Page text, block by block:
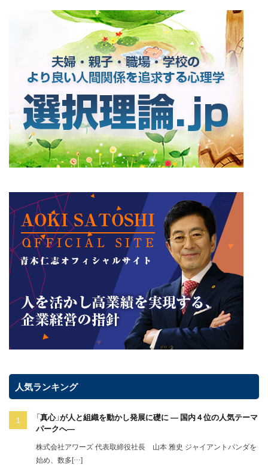
人気ランキング
「真心」が人と組織を動かし発展に礎に ― 国内４位の人気テーマ
パークへ―
株式会社アワーズ 代表取締役社長 山本 雅史 ジャイアントパンダを
始め、数多[…]